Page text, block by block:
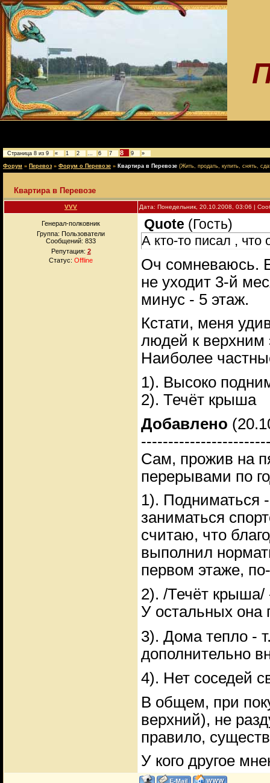
Страница 8 из 9 « 1 2 … 6 7 8 9 »
Форум » Перевоз » Форум о Перевозе » Квартира в Перевозе (Жить, продать, купить, снять,
Квартира в Перевозе
VVV Дата: Понедельник, 20.10.2008, 03:06 |
Генерал-полковник
Группа: Пользователи
Сообщений: 833
Репутация: 2
Статус: Offline
Quote (Гость)
А кто-то писал , что
Оч сомневаюсь.
не уходит 3-й
минус - 5 этаж.
Кстати, меня
людей к верхним
Наиболее
1). Высоко
2). Течёт крыша
Добавлено
Сам, прожив на
перерывами по
1). Подниматься
заниматься
считаю, что
выполнил
первом этаже,
2). /Течёт крыша/
У остальных она
3). Дома тепло -
дополнительно
4). Нет соседей
В общем, при
верхний), не
правило,
У кого другое